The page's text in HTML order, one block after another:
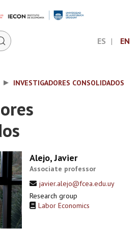
ES EN
INVESTIGADORES CONSOLIDADOS
Alejo, Javier
Associate professor
javier.alejo@fcea.edu.uy
Research group
Labor Economics